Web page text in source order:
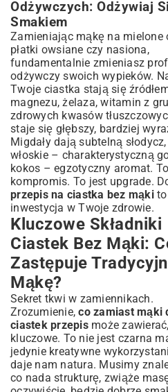
Odżywczych: Odżywiaj
Smakiem
Zamieniając mąkę na mielone
płatki owsiane czy nasiona,
fundamentalnie zmieniasz
odżywczy swoich wypieków.
Twoje ciastka stają się
magnezu, żelaza, witamin z
zdrowych kwasów
staje się głębszy, bardziej
Migdały dają subtelną
włoskie – charakterystyczną
kokos – egzotyczny aromat.
kompromis. To jest upgrade.
przepis na ciastka bez mąkito
inwestycja w Twoje zdrowie.
Kluczowe Składniki
Ciastek Bez Mąki:
Zastępuje
Mąkę?
Sekret tkwi w zamiennikach.
Zrozumienie,co zamiast mąki
ciastek przepismoże
kluczowe. To nie jest czarna
jedynie kreatywne
daje nam natura. Musimy
co nada strukturę, zwiąże